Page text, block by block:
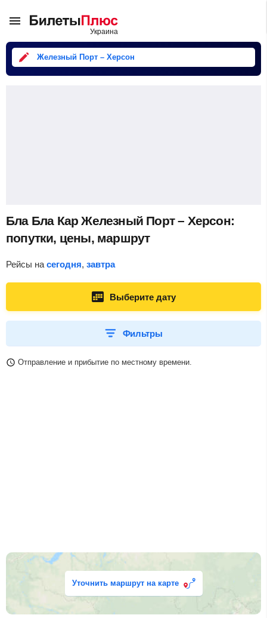
Железный Порт – Херсон
Бла Бла Кар Железный Порт – Херсон:
попутки, цены, маршрут
Рейсы на сегодня, завтра
Выберите дату
Фильтры
Отправление и прибытие по местному времени.
Уточнить маршрут на карте